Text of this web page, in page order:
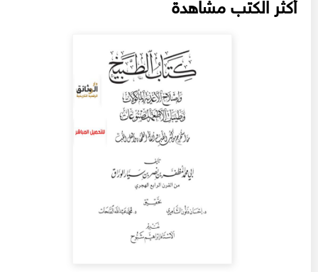
أكثر الكتب مشاهدة